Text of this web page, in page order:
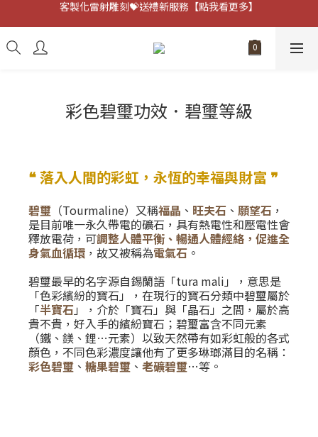
客製化雷射雕刻💝送禮新服務【點我看更多】
客製化雷射雕刻💝送禮新服務【點我看更多】
彩色碧璽功效．碧璽等級
❝ 落入人間的彩虹，永恆的幸福與財富 ❞
碧璽 （Tourmaline）又稱福晶 、 旺夫石 、 願望石 ，
是目前唯一永久帶電的礦石，具有熱電性和壓電性會
釋放電荷，可調整人體平衡、暢通人體經絡，促進全
身氣血循環 ，故又被稱為電氣石 。
碧璽最早的名字源自錫蘭語「tura mali」，意思是
「色彩繽紛的寶石」，在現行的寶石分類中碧璽屬於
「半寶石 」，介於「寶石」與「晶石」之間，屬於高
貴不貴，好入手的繽紛寶石；碧璽富含不同元素
（鐵、鎂、鋰…元素）以致天然帶有如彩虹般的各式
顏色，不同色彩濃度讓他有了更多琳瑯滿目的名稱：
彩色碧璽 、 糖果碧璽 、 老礦碧璽…等。